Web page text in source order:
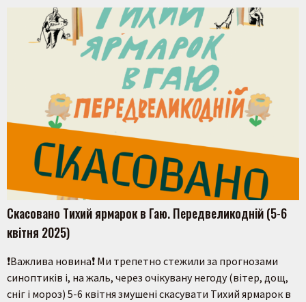
Скасовано Тихий ярмарок в Гаю. Передвеликодній (5-6
квітня 2025)
❗️Важлива новина❗️ Ми трепетно стежили за прогнозами
синоптиків і, на жаль, через очікувану негоду (вітер, дощ,
сніг і мороз) 5-6 квітня змушені скасувати Тихий ярмарок в